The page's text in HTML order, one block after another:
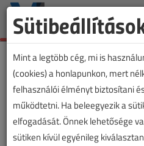
Mint a legtöbb cég, mi is
(cookies) a honlapunkon, mert
felhasználói élményt biztosítani
működtetni. Ha beleegyezik a
elfogadását. Önnek lehetősége
sütiken kívül egyénileg